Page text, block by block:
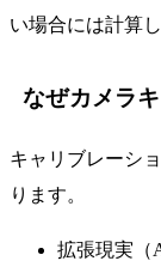
い場合には計算し
なぜカメラ
キャリブレーシ
ります。
拡張現実（